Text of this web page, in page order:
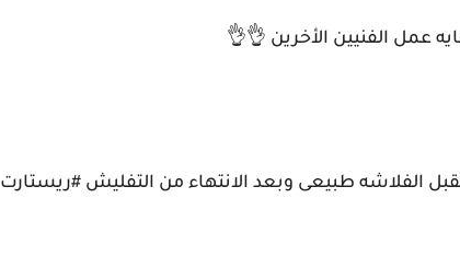
عمل الفنيين الأخرين 👌👌
الفلاشه طبيعى وبعد الانتهاء من التفليش #ريستارت